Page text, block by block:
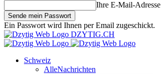
Ihre E-Mail-Adresse
Ein Passwort wird Ihnen per Email zugeschickt.
DZYTIG.CH
Schweiz
AlleNachrichten